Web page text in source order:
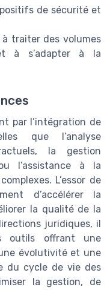
de sécurité et
à traiter des volumes
à s’adapter à la
par l’intégration de
que l’analyse
la gestion
l’assistance à la
L’essor de
d’accélérer la
la qualité de la
juridiques, il
outils offrant une
évolutivité et une
du cycle de vie des
la gestion, de